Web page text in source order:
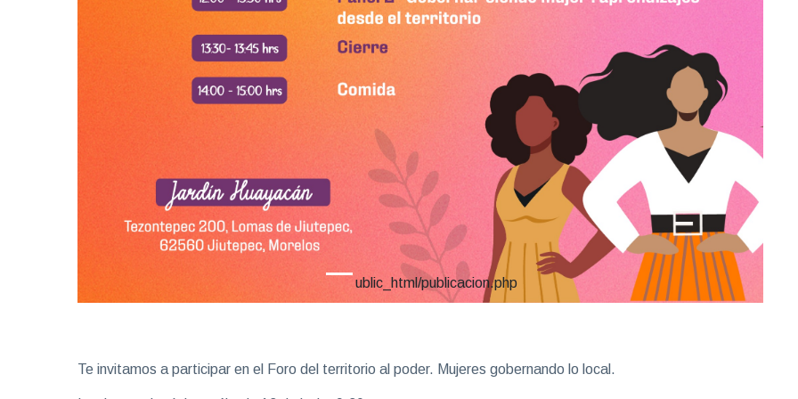
ublic_html/publicacion.php
Te invitamos a participar en el Foro del territorio al poder. Mujeres gobernando lo local.